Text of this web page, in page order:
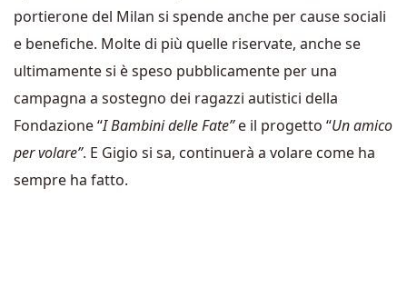
portierone del Milan si spende anche per cause sociali
e benefiche. Molte di più quelle riservate, anche se
ultimamente si è speso pubblicamente per una
campagna a sostegno dei ragazzi autistici della
Fondazione “I Bambini delle Fate”e il progetto “Un amico
per volare”. E Gigio si sa, continuerà a volare come ha
sempre ha fatto.